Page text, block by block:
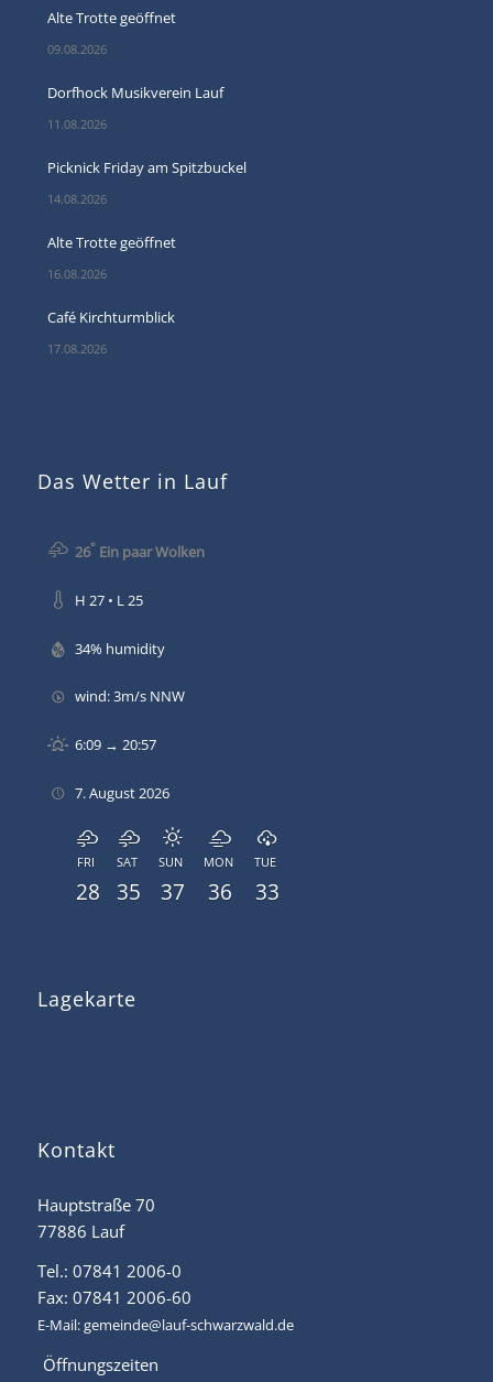
Alte Trotte geöffnet
09.08.2026
Dorfhock Musikverein Lauf
11.08.2026
Picknick Friday am Spitzbuckel
14.08.2026
Alte Trotte geöffnet
16.08.2026
Café Kirchturmblick
17.08.2026
Das Wetter in Lauf
26°Ein paar Wolken
H 27 • L 25
34% humidity
wind: 3m/s NNW
6:09 → 20:57
7. August 2026
FRI
28
SAT
35
SUN
37
MON
36
TUE
33
Lagekarte
Kontakt
Hauptstraße 70
77886 Lauf
Tel.: 07841 2006-0
Fax: 07841 2006-60
E-Mail:gemeinde@lauf-schwarzwald.de
Öffnungszeiten